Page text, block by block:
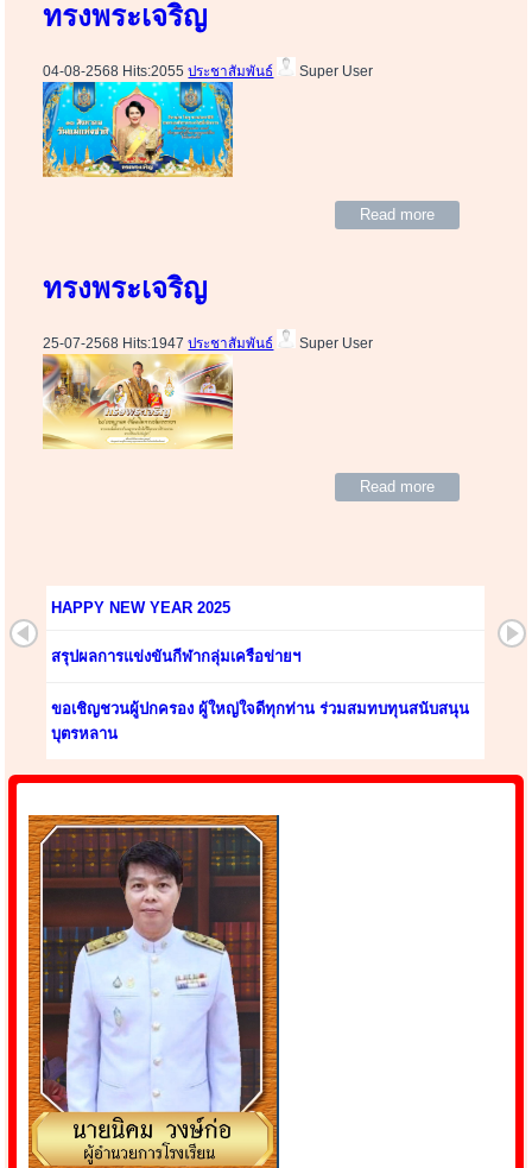
ทรงพระเจริญ
04-08-2568 Hits:2055ประชาสัมพันธ์ Super User
Read more
ทรงพระเจริญ
25-07-2568 Hits:1947ประชาสัมพันธ์ Super User
Read more
HAPPY NEW YEAR 2025
สรุปผลการแข่งขันกีฬากลุ่มเครือข่ายฯ
ขอเชิญชวนผู้ปกครอง ผู้ใหญ่ใจดีทุกท่าน ร่วมสมทบทุนสนับสนุน
บุตรหลาน